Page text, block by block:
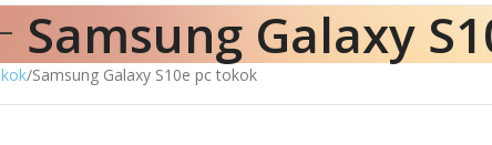
Samsung Galaxy
Samsung Galaxy S10e pc tokok